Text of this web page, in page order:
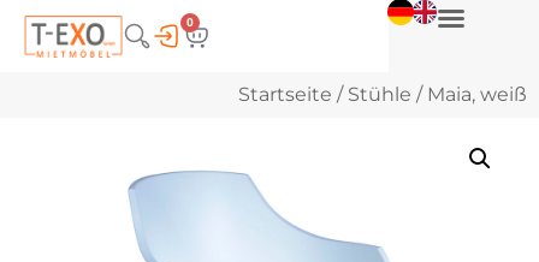
0
Startseite / Stühle / Maia, weiß